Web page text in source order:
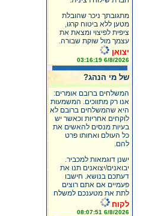
מתגובתך ניכר שהובלת
מטען ללא ביטוח קרגו,
ציפית לפיצוי ומצאת את
עצמך מול שוקת שבורה.
יצואן
6/8/2026 03:16:19
של מי הנהג?
המשלחים ברובם אומרים:
אנו רק מתווכים. המשמעות
היא שהמשלחים ברובם לא
לוקחים אחריות וכאשר יש
בעיות מנסים להאשים את
כל העולם ואחותו פרט
להם.
ישנן דוגמאות למכביר.
יבואנים/יצואנים תנו את
דעתכם בנושא. חישבו
פעמיים אם אתם רוצים
לתת את מטענכם למשלח
לקוח
6/8/2026 08:07:51